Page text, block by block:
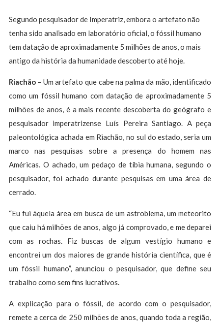
Segundo pesquisador de Imperatriz, embora o artefato não
tenha sido analisado em laboratório oficial, o fóssil humano
tem datação de aproximadamente 5 milhões de anos, o mais
antigo da história da humanidade descoberto até hoje.
Riachão– Um artefato que cabe na palma da mão, identificado
como um fóssil humano com datação de aproximadamente 5
milhões de anos, é a mais recente descoberta do geógrafo e
pesquisador imperatrizense Luís Pereira Santiago. A peça
paleontológica achada em Riachão, no sul do estado, seria um
marco nas pesquisas sobre a presença do homem nas
Américas. O achado, um pedaço de tíbia humana, segundo o
pesquisador, foi achado durante pesquisas em uma área de
cerrado.
“Eu fui àquela área em busca de um astroblema, um meteorito
que caiu há milhões de anos, algo já comprovado, e me deparei
com as rochas. Fiz buscas de algum vestígio humano e
encontrei um dos maiores de grande história científica, que é
um fóssil humano”, anunciou o pesquisador, que define seu
trabalho como sem fins lucrativos.
A explicação para o fóssil, de acordo com o pesquisador,
remete a cerca de 250 milhões de anos, quando toda a região,